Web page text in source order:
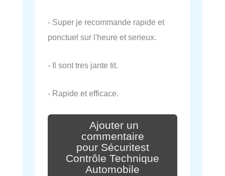
- Super je recommande rapide et
ponctuel sur l'heure et serieux.
- Il sont tres jante tit.
- Rapide et efficace.
Ajouter un
commentaire
pour Sécuritest
Contrôle Technique
Automobile